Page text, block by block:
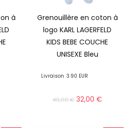
à
Grenouillère en coton à
logo KARL LAGERFELD
KIDS BEBE COUCHE
UNISEXE Bleu
Livraison 3.90 EUR
49,00€ 32,00€